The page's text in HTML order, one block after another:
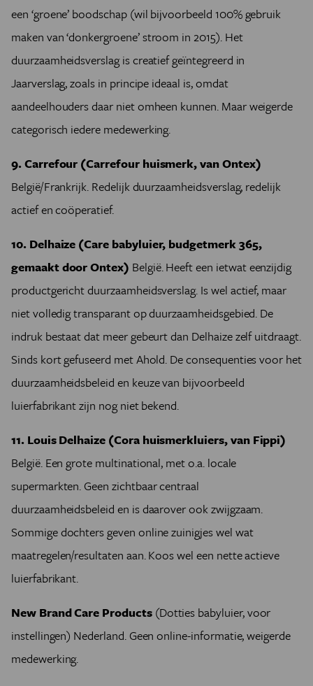
een ‘groene’ boodschap (wil bijvoorbeeld 100% gebruik
maken van ‘donkergroene’ stroom in 2015). Het
duurzaamheidsverslag is creatief geïntegreerd in
Jaarverslag, zoals in principe ideaal is, omdat
aandeelhouders daar niet omheen kunnen. Maar weigerde
categorisch iedere medewerking.
9. Carrefour (Carrefour huismerk, van Ontex)
België/Frankrijk. Redelijk duurzaamheidsverslag, redelijk
actief en coöperatief.
10. Delhaize (Care babyluier, budgetmerk 365,
gemaakt door Ontex) België. Heeft een ietwat eenzijdig
productgericht duurzaamheidsverslag. Is wel actief, maar
niet volledig transparant op duurzaamheidsgebied. De
indruk bestaat dat meer gebeurt dan Delhaize zelf uitdraagt.
Sinds kort gefuseerd met Ahold. De consequenties voor het
duurzaamheidsbeleid en keuze van bijvoorbeeld
luierfabrikant zijn nog niet bekend.
11. Louis Delhaize (Cora huismerkluiers, van Fippi)
België. Een grote multinational, met o.a. locale
supermarkten. Geen zichtbaar centraal
duurzaamheidsbeleid en is daarover ook zwijgzaam.
Sommige dochters geven online zuinigjes wel wat
maatregelen/resultaten aan. Koos wel een nette actieve
luierfabrikant.
New Brand Care Products (Dotties babyluier, voor
instellingen) Nederland. Geen online-informatie, weigerde
medewerking.